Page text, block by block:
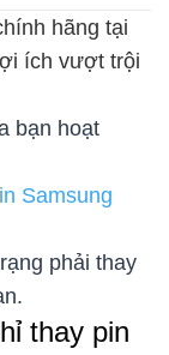
hãng tại
ích vượt trội
bạn hoạt
Samsung
phải thay
thay pin